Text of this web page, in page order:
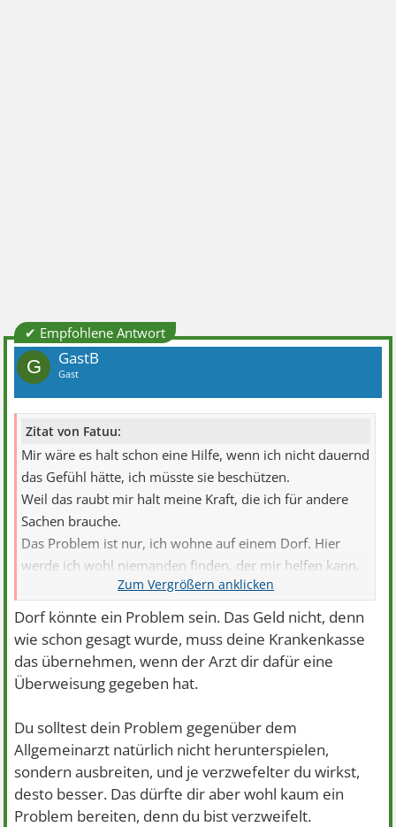
✔ Empfohlene Antwort
G GastB
Gast
Zitat von Fatuu:
Mir wäre es halt schon eine Hilfe, wenn ich nicht dauernd
das Gefühl hätte, ich müsste sie beschützen.
Weil das raubt mir halt meine Kraft, die ich für andere
Sachen brauche.
Das Problem ist nur, ich wohne auf einem Dorf. Hier
werde ich wohl niemanden finden, der mir helfen kann.
Krankenkassen übernehmen solche Probleme ja leider
auch sehr selten. Und da mein eingeschränktes Gehalt
dafür nicht wirklich ausreicht, wäre ich darauf
angewiesen. Erstmal müsste ich vermutlich Therapeuten
finden, die das anbieten. Gibt es da einen konkreten
Begriff für, also etwas, nachdem ich suchen kann?!
Dorf könnte ein Problem sein. Das Geld nicht, denn
wie schon gesagt wurde, muss deine Krankenkasse
das übernehmen, wenn der Arzt dir dafür eine
Überweisung gegeben hat.
Du solltest dein Problem gegenüber dem
Allgemeinarzt natürlich nicht herunterspielen,
sondern ausbreiten, und je verzwefelter du wirkst,
desto besser. Das dürfte dir aber wohl kaum ein
Problem bereiten, denn du bist verzweifelt.